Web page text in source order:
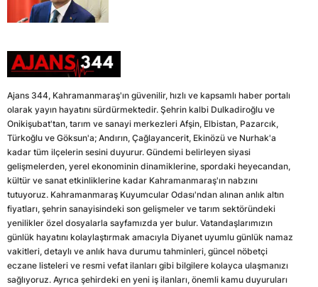
Ajans 344, Kahramanmaraş'ın güvenilir, hızlı ve kapsamlı haber portalı
olarak yayın hayatını sürdürmektedir. Şehrin kalbi Dulkadiroğlu ve
Onikişubat'tan, tarım ve sanayi merkezleri Afşin, Elbistan, Pazarcık,
Türkoğlu ve Göksun'a; Andırın, Çağlayancerit, Ekinözü ve Nurhak'a
kadar tüm ilçelerin sesini duyurur. Gündemi belirleyen siyasi
gelişmelerden, yerel ekonominin dinamiklerine, spordaki heyecandan,
kültür ve sanat etkinliklerine kadar Kahramanmaraş'ın nabzını
tutuyoruz. Kahramanmaraş Kuyumcular Odası'ndan alınan anlık altın
fiyatları, şehrin sanayisindeki son gelişmeler ve tarım sektöründeki
yenilikler özel dosyalarla sayfamızda yer bulur. Vatandaşlarımızın
günlük hayatını kolaylaştırmak amacıyla Diyanet uyumlu günlük namaz
vakitleri, detaylı ve anlık hava durumu tahminleri, güncel nöbetçi
eczane listeleri ve resmi vefat ilanları gibi bilgilere kolayca ulaşmanızı
sağlıyoruz. Ayrıca şehirdeki en yeni iş ilanları, önemli kamu duyuruları